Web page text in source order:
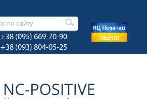
+38 (095) 669-70-90
+38 (093) 804-05-25